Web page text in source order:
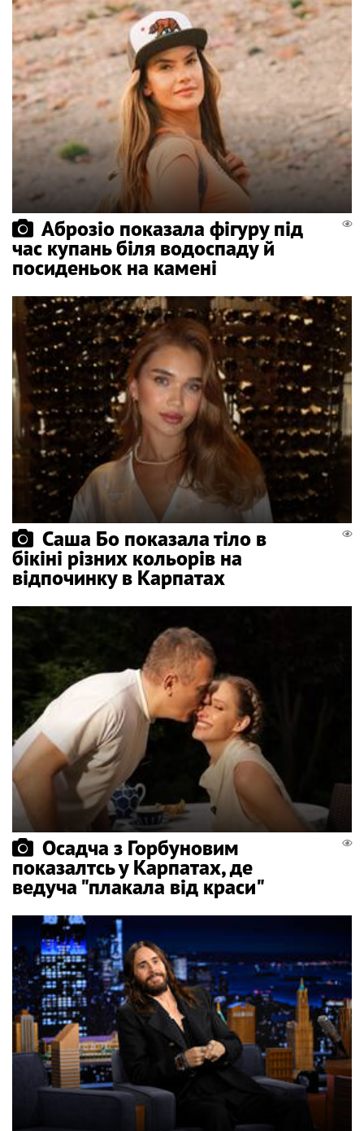
Аброзіо показала фігуру під
час купань біля водоспаду й
посиденьок на камені
Саша Бо показала тіло в
бікіні різних кольорів на
відпочинку в Карпатах
Осадча з Горбуновим
показалтсь у Карпатах, де
ведуча "плакала від краси"